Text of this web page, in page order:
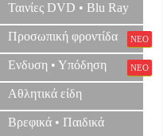
Ταινίες DVD • Blu Ray
Προσωπική φροντίδα ΝΕΟ
Ενδυση • Υπόδηση ΝΕΟ
Αθλητικά είδη
Βρεφικά • Παιδικά